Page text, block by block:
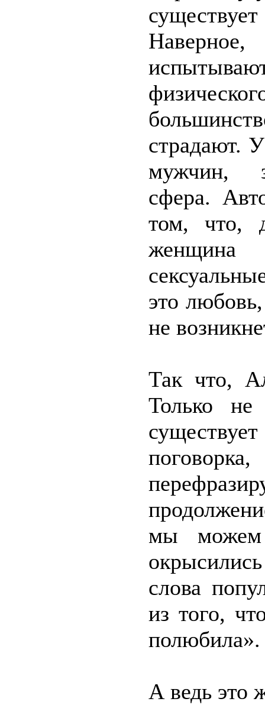
страдают.
мужчин,
сфера.
том, что,
женщина
это
не
Так что,
Только
мы можем
слова
из того,
полюбила».
А ведь это